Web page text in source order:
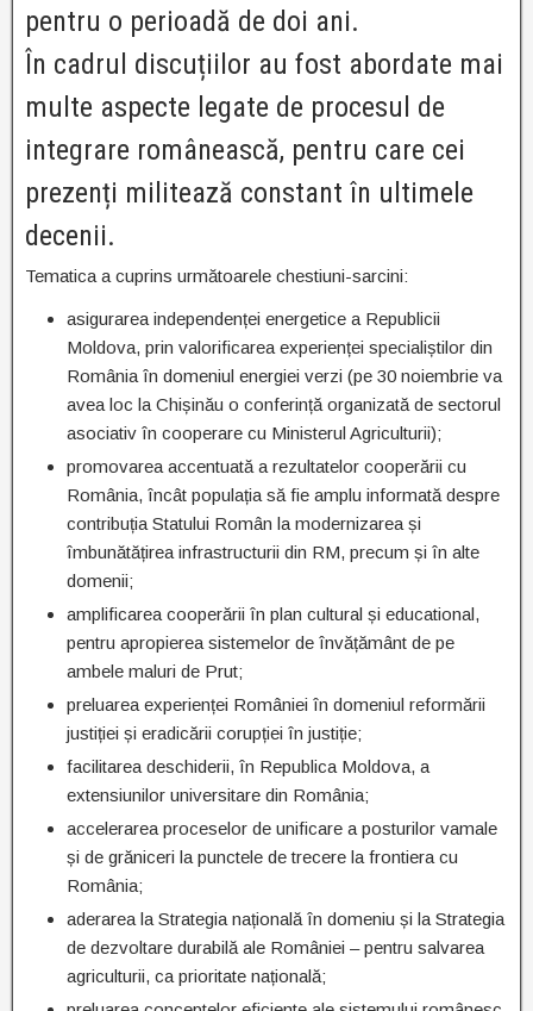
pentru o perioadă de doi ani.
În cadrul discuțiilor au fost abordate mai
multe aspecte legate de procesul de
integrare românească, pentru care cei
prezenți militează constant în ultimele
decenii.
Tematica a cuprins următoarele chestiuni-sarcini:
asigurarea independenței energetice a Republicii
Moldova, prin valorificarea experienței specialiștilor din
România în domeniul energiei verzi (pe 30 noiembrie va
avea loc la Chișinău o conferință organizată de sectorul
asociativ în cooperare cu Ministerul Agriculturii);
promovarea accentuată a rezultatelor cooperării cu
România, încât populația să fie amplu informată despre
contribuția Statului Român la modernizarea și
îmbunătățirea infrastructurii din RM, precum și în alte
domenii;
amplificarea cooperării în plan cultural și educational,
pentru apropierea sistemelor de învățământ de pe
ambele maluri de Prut;
preluarea experienței României în domeniul reformării
justiției și eradicării corupției în justiție;
facilitarea deschiderii, în Republica Moldova, a
extensiunilor universitare din România;
accelerarea proceselor de unificare a posturilor vamale
și de grăniceri la punctele de trecere la frontiera cu
România;
aderarea la Strategia națională în domeniu și la Strategia
de dezvoltare durabilă ale României – pentru salvarea
agriculturii, ca prioritate națională;